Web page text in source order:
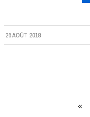
26 AOÛT 2018